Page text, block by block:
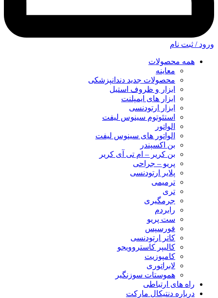
ورود / ثبت نام
همه محصولات
معاینه
محصولات جدید دندانپزشکی
ابزار و ظروف استیل
ابزار های ایمپلنت
ابزار ارتودنسی
استئوتوم سینوس لیفت
الواتور
الواتور های سینوس لیفت
بن اکسپندر
بن کریر – ام تی آی کریر
پریو – جراحی
پلایر ارتودنسی
ترمیمی
تری
جرمگیری
رابردم
ست پریو
فورسپس
کاتر ارتودنسی
کالیپر کاستروویجو
کامپوزیت
لابراتوری
هموستات سوزنگیر
راه های ارتباطی
درباره دنتیکال مارکت